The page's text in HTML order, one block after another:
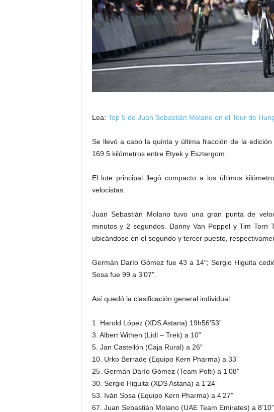
Lea: Top 5 de Juan Sebastián Molano en el Tour de
Se llevó a cabo la quinta y última fracción de la
169.5 kilómetros entre Etyek y Esztergom.
El lote principal llegó compacto a los últimos
velocistas.
Juan Sebastián Molano tuvo una gran punta de
minutos y 2 segundos. Danny Van Poppel y Tim Torn
ubicándose en el segundo y tercer puesto,
Germán Darío Gómez fue 43 a 14″; Sergio Higuita
Sosa fue 99 a 3’07”.
Así quedó la clasificación general individual:
1. Harold López (XDS Astana) 19h56’53”
3. Albert Withen (Lidl – Trek) a 10”
5. Jan Castellón (Caja Rural) a 26″
10. Urko Berrade (Equipo Kern Pharma) a 33”
25. Germán Darío Gómez (Team Polti) a 1’08”
30. Sergio Higuita (XDS Astana) a 1’24”
53. Iván Sosa (Equipo Kern Pharma) a 4’27”
67. Juan Sebastián Molano (UAE Team Emirates) a 8’10”